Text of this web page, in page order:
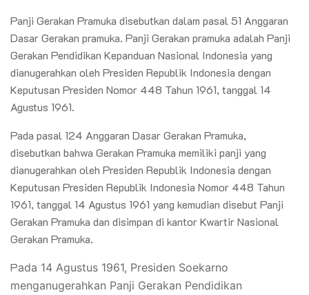
Panji Gerakan Pramuka disebutkan dalam pasal 51 Anggaran
Dasar Gerakan pramuka. Panji Gerakan pramuka adalah Panji
Gerakan Pendidikan Kepanduan Nasional Indonesia yang
dianugerahkan oleh Presiden Republik Indonesia dengan
Keputusan Presiden Nomor 448 Tahun 1961, tanggal 14
Agustus 1961.
Pada pasal 124 Anggaran Dasar Gerakan Pramuka,
disebutkan bahwa Gerakan Pramuka memiliki panji yang
dianugerahkan oleh Presiden Republik Indonesia dengan
Keputusan Presiden Republik Indonesia Nomor 448 Tahun
1961, tanggal 14 Agustus 1961 yang kemudian disebut Panji
Gerakan Pramuka dan disimpan di kantor Kwartir Nasional
Gerakan Pramuka.
Pada 14 Agustus 1961, Presiden Soekarno
menganugerahkan Panji Gerakan Pendidikan